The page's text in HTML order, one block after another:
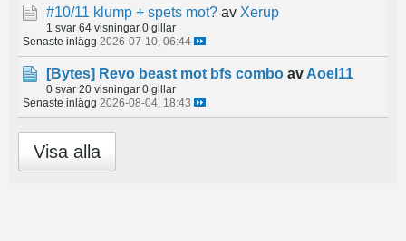
#10/11 klump + spets mot? av Xerup
1 svar 64 visningar 0 gillar
Senaste inlägg 2026-07-10, 06:44
[Bytes] Revo beast mot bfs combo av Aoel11
0 svar 20 visningar 0 gillar
Senaste inlägg 2026-08-04, 18:43
Visa alla